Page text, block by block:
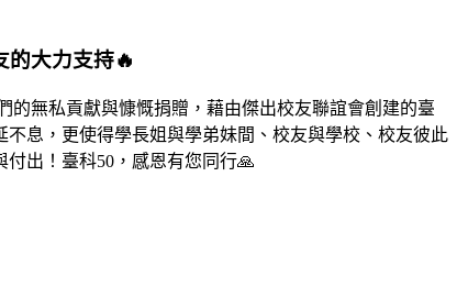
的大力支持🔥
無私貢獻與慷慨捐贈，藉由傑出校友聯誼會創建的臺
息，更使得學長姐與學弟妹間、校友與學校、校友彼此
出！臺科50，感恩有您同行🙏